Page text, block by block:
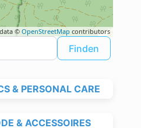
© OpenStreetMap contributors
FindenFinden
& PERSONAL CARE
& ACCESSOIRES